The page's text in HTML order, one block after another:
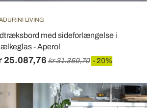
LIVING
med sideforlængelse i
- Aperol
25.087,76 kr 31.359,70 - 20%